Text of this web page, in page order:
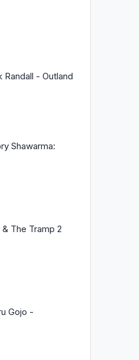
Randall - Outland
Shawarma:
The Tramp 2
Gojo -